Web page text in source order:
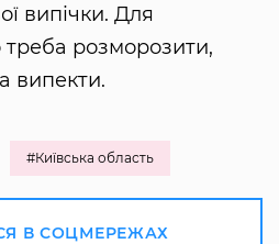
випічки. Для
розморозити,
випекти.
#Київська область
В СОЦМЕРЕЖАХ